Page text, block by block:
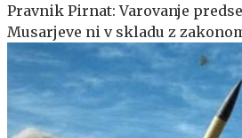
Pravnik Pirnat: Varovanje
Musarjeve ni v skladu z